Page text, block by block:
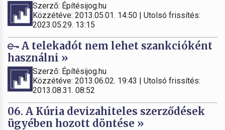
Szerző: Építésijog.hu
Közzétéve: 2013.05.01. 14:50 | Utolsó frissítés:
2023.05.29. 13:15
A telekadót nem lehet szankcióként
használni »
Szerző: Építésijog.hu
Közzétéve: 2013.06.02. 19:43 | Utolsó frissítés:
2013.08.31. 08:52
06. A Kúria devizahiteles szerződések
ügyében hozott döntése »